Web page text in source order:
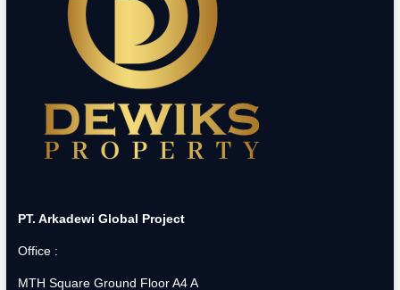
PT. Arkadewi Global Project
Office :
MTH Square Ground Floor A4 A